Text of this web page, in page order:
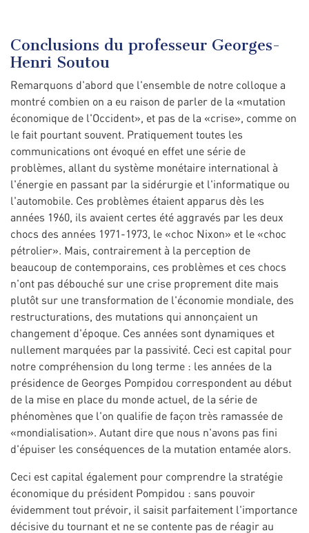
Conclusions du professeur Georges-
Henri Soutou
Remarquons d'abord que l'ensemble de notre colloque a
montré combien on a eu raison de parler de la «mutation
économique de l'Occident», et pas de la «crise», comme on
le fait pourtant souvent. Pratiquement toutes les
communications ont évoqué en effet une série de
problèmes, allant du système monétaire international à
l'énergie en passant par la sidérurgie et l'informatique ou
l'automobile. Ces problèmes étaient apparus dès les
années 1960, ils avaient certes été aggravés par les deux
chocs des années 1971-1973, le «choc Nixon» et le «choc
pétrolier». Mais, contrairement à la perception de
beaucoup de contemporains, ces problèmes et ces chocs
n'ont pas débouché sur une crise proprement dite mais
plutôt sur une transformation de l'économie mondiale, des
restructurations, des mutations qui annonçaient un
changement d'époque. Ces années sont dynamiques et
nullement marquées par la passivité. Ceci est capital pour
notre compréhension du long terme : les années de la
présidence de Georges Pompidou correspondent au début
de la mise en place du monde actuel, de la série de
phénomènes que l'on qualifie de façon très ramassée de
«mondialisation». Autant dire que nous n'avons pas fini
d'épuiser les conséquences de la mutation entamée alors.
Ceci est capital également pour comprendre la stratégie
économique du président Pompidou : sans pouvoir
évidemment tout prévoir, il saisit parfaitement l'importance
décisive du tournant et ne se contente pas de réagir au